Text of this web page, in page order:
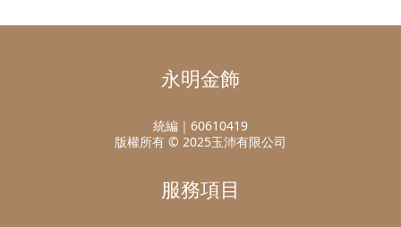
永明金飾
統編｜60610419
版權所有 © 2025玉沛有限公司
服務項目